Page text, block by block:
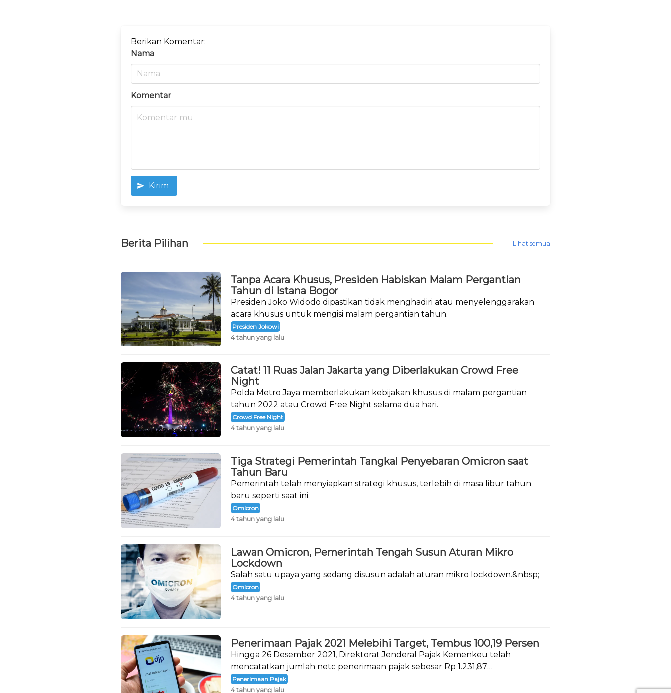
Berikan Komentar:
Nama
Komentar
Kirim
Berita Pilihan Lihat semua
Tanpa Acara Khusus, Presiden Habiskan Malam Pergantian
Tahun di Istana Bogor
Presiden Joko Widodo dipastikan tidak menghadiri atau menyelenggarakan
acara khusus untuk mengisi malam pergantian tahun.
Presiden Jokowi
4 tahun yang lalu
Catat! 11 Ruas Jalan Jakarta yang Diberlakukan Crowd Free
Night
Polda Metro Jaya memberlakukan kebijakan khusus di malam pergantian
tahun 2022 atau Crowd Free Night selama dua hari.
Crowd Free Night
4 tahun yang lalu
Tiga Strategi Pemerintah Tangkal Penyebaran Omicron saat
Tahun Baru
Pemerintah telah menyiapkan strategi khusus, terlebih di masa libur tahun
baru seperti saat ini.
Omicron
4 tahun yang lalu
Lawan Omicron, Pemerintah Tengah Susun Aturan Mikro
Lockdown
Salah satu upaya yang sedang disusun adalah aturan mikro lockdown.&nbsp;
Omicron
4 tahun yang lalu
Penerimaan Pajak 2021 Melebihi Target, Tembus 100,19 Persen
Hingga 26 Desember 2021, Direktorat Jenderal Pajak Kemenkeu telah
mencatatkan jumlah neto penerimaan pajak sebesar Rp 1.231,87
triliun.&nbsp;
Penerimaan Pajak
4 tahun yang lalu